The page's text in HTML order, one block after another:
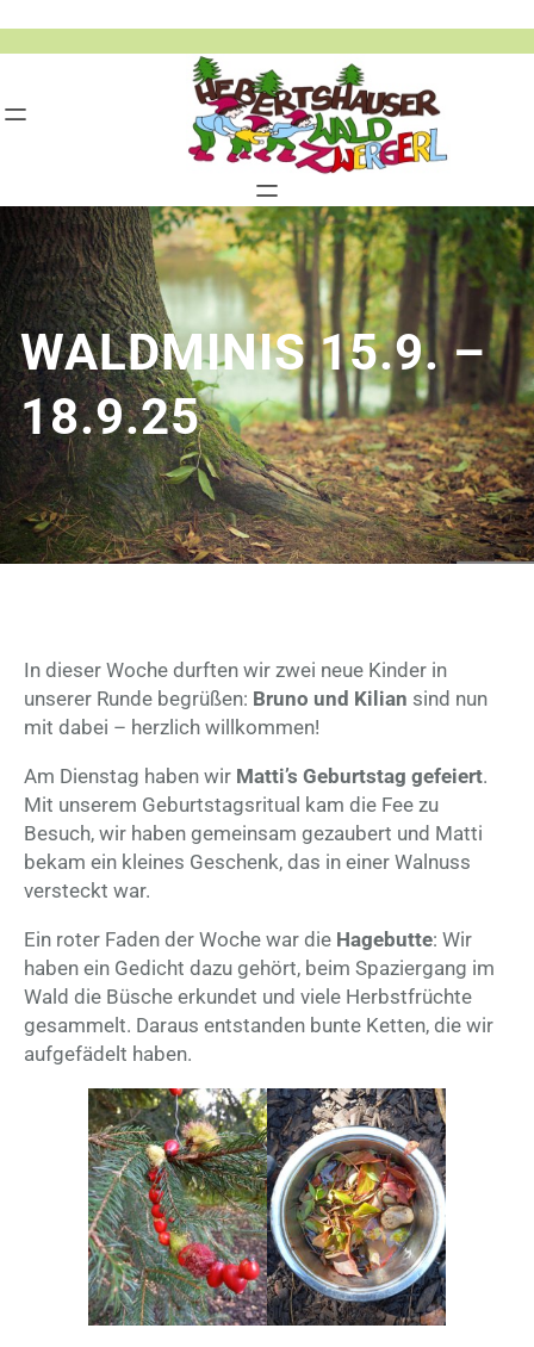
WALDMINIS 15.9. –
18.9.25
In dieser Woche durften wir zwei neue Kinder in
unserer Runde begrüßen: Bruno und Kilian sind nun
mit dabei – herzlich willkommen!
Am Dienstag haben wir Matti’s Geburtstag gefeiert.
Mit unserem Geburtstagsritual kam die Fee zu
Besuch, wir haben gemeinsam gezaubert und Matti
bekam ein kleines Geschenk, das in einer Walnuss
versteckt war.
Ein roter Faden der Woche war die Hagebutte: Wir
haben ein Gedicht dazu gehört, beim Spaziergang im
Wald die Büsche erkundet und viele Herbstfrüchte
gesammelt. Daraus entstanden bunte Ketten, die wir
aufgefädelt haben.